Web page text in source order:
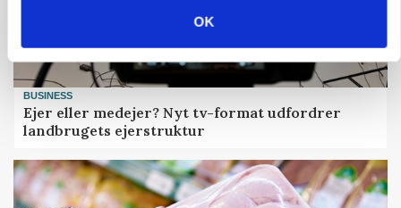
OK
BUSINESS
Ejer eller medejer? Nyt tv-format udfordrer
landbrugets ejerstruktur